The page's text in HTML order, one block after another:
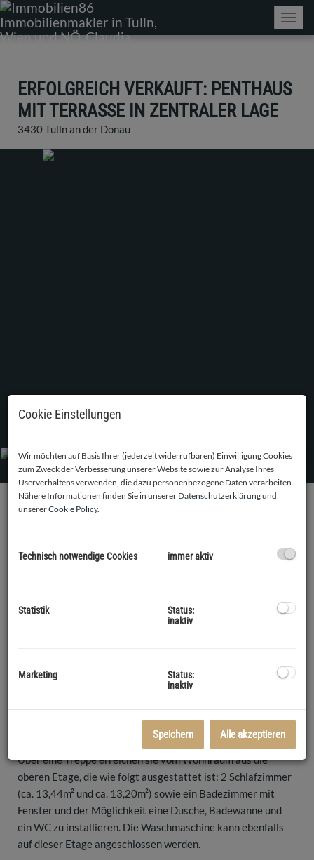
ERFOLGREICH VERKAUFT: PENTHAUS
MIT TERRASSE IN ZENTRALER LAGE
3430 Tulln an der Donau
An einer Top Adresse in Tulln, ca. 500 m (5 Gehminuten) vom
Diese Wohnung B 403 hat eine Größe von 125,07m² mit
insgesamt 4 Zimmern, sowie eine Terrasse von 28,70 m² und
In der 1. Etage befindet sich die Diele im Eingangsbereich
(ca. 12,56m²) ein großer Wohnraum (ca. 44,79m²) mit
die Terrasse. Weiteres ein großes Schlafzimmer, eine
Speis, ein Abstellraum und ein separates WC.
Über eine Treppe erreichen sie vom Wohnraum aus die
oberen Etage, die wie folgt ausgestattet ist: 2 Schlafzimmer
(ca. 13,44m² und ca. 13,20m²) sowie ein Badezimmer mit
Fenster und der Möglichkeit eine Dusche, Badewanne und
ein WC zu installieren. Die Waschmaschine kann ebenfalls
auf dieser Etage angeschlossen werden.
Cookie Einstellungen
Wir möchten auf Basis Ihrer (jederzeit widerrufbaren) Einwilligung Cookies
zum Zweck der Verbesserung unserer Website sowie zur Analyse Ihres
Userverhaltens verwenden, die dazu personenbezogene Daten verarbeiten.
Nähere Informationen finden Sie in unserer Datenschutzerklärungund
unsererCookie Policy.
Technisch notwendige Cookies immer aktiv
Statistik
Status:
inaktiv
Marketing
Status:
inaktiv
Speichern Alle akzeptieren